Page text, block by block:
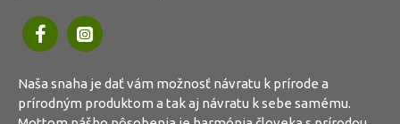
Naša snaha je dať vám možnosť návratu k prírode a
prírodným produktom a tak aj návratu k sebe samému.